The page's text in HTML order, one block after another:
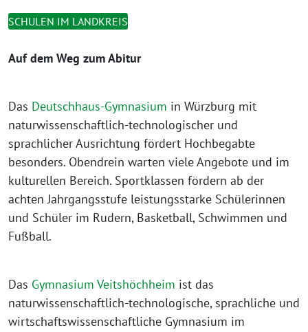
SCHULEN IM LANDKREIS
Auf dem Weg zum Abitur
Das Deutschhaus-Gymnasium in Würzburg mit
naturwissenschaftlich-­technologischer und
sprachlicher Ausrichtung fördert Hochbegabte
besonders. Obendrein warten viele Angebote und im
kulturellen Bereich. Sportklassen fördern ab der
achten Jahrgangsstufe leistungsstarke Schülerinnen
und Schüler im Rudern, Basketball, Schwimmen und
Fußball.
Das Gymnasium Veitshöchheim ist das
naturwissenschaftlich-technologische, sprachliche und
wirtschaftswissenschaftliche Gymnasium im